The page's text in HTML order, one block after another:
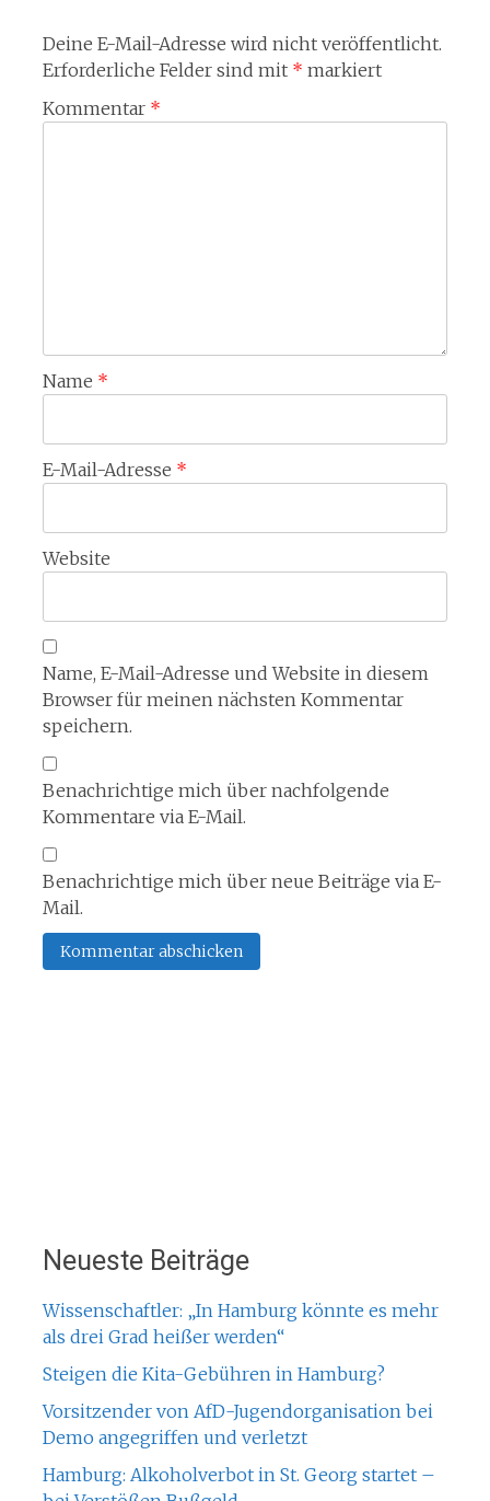
Deine E-Mail-Adresse wird nicht veröffentlicht.
Erforderliche Felder sind mit * markiert
Kommentar *
Name *
E-Mail-Adresse *
Website
Name, E-Mail-Adresse und Website in diesem
Browser für meinen nächsten Kommentar
speichern.
Benachrichtige mich über nachfolgende
Kommentare via E-Mail.
Benachrichtige mich über neue Beiträge via E-
Mail.
Neueste Beiträge
Wissenschaftler: „In Hamburg könnte es mehr
als drei Grad heißer werden“
Steigen die Kita-Gebühren in Hamburg?
Vorsitzender von AfD-Jugendorganisation bei
Demo angegriffen und verletzt
Hamburg: Alkoholverbot in St. Georg startet –